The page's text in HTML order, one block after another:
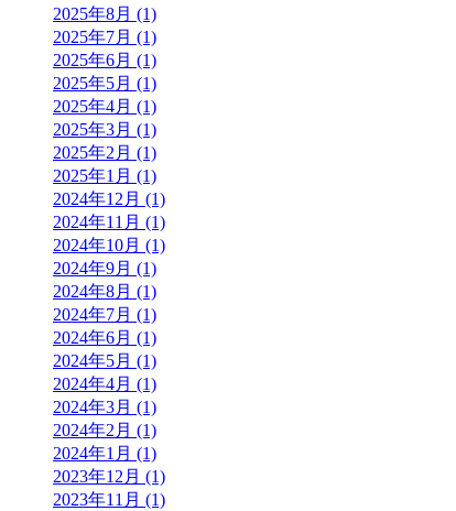
2025年8月 (1)
2025年7月 (1)
2025年6月 (1)
2025年5月 (1)
2025年4月 (1)
2025年3月 (1)
2025年2月 (1)
2025年1月 (1)
2024年12月 (1)
2024年11月 (1)
2024年10月 (1)
2024年9月 (1)
2024年8月 (1)
2024年7月 (1)
2024年6月 (1)
2024年5月 (1)
2024年4月 (1)
2024年3月 (1)
2024年2月 (1)
2024年1月 (1)
2023年12月 (1)
2023年11月 (1)